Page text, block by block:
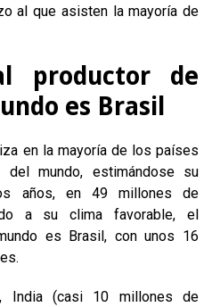
al que asisten la mayoría de
productor de
es Brasil
en la mayoría de los países
mundo, estimándose su
años, en 49 millones de
a su clima favorable, el
es Brasil, con unos 16
India (casi 10 millones de